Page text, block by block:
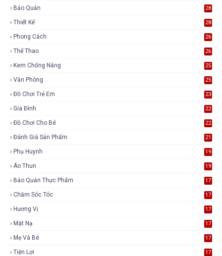
Bảo Quản 28
Thiết Kế 28
Phong Cách 26
Thể Thao 26
Kem Chống Nắng 25
Văn Phòng 25
Đồ Chơi Trẻ Em 23
Gia Đình 22
Đồ Chơi Cho Bé 22
Đánh Giá Sản Phẩm 21
Phụ Huynh 19
Áo Thun 19
Bảo Quản Thực Phẩm 17
Chăm Sóc Tóc 17
Hương Vị 17
Mặt Nạ 17
Mẹ Và Bé 17
Tiện Lợi 17